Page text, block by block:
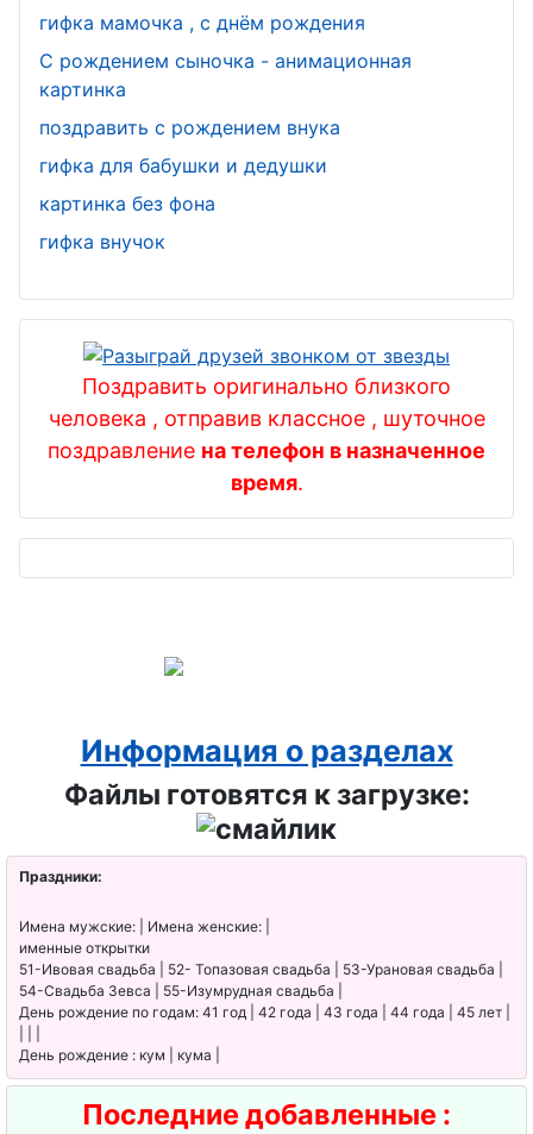
гифка мамочка , с днём рождения
С рождением сыночка - анимационная
картинка
поздравить с рождением внука
гифка для бабушки и дедушки
картинка без фона
гифка внучок
Поздравить оригинально близкого
человека , отправив классное , шуточное
поздравление на телефон в назначенное
время.
Информация о разделах
Файлы готовятся к загрузке:
Праздники:
Имена мужские: | Имена женские: |
именные открытки
51-Ивовая свадьба | 52- Топазовая свадьба | 53-Урановая свадьба |
54-Свадьба Зевса | 55-Изумрудная свадьба |
День рождение по годам: 41 год | 42 года | 43 года | 44 года | 45 лет |
День рождение : кум | кума |
Последние добавленные :